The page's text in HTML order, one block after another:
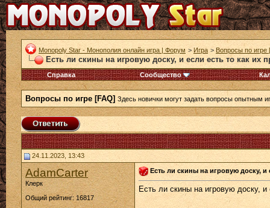
Monopoly Star - Монополия онлайн игра | Форум > Игра > Вопросы по игре
Есть ли скины на игровую доску, и если есть то как их
Справка Сообщество
Вопросы по игре [FAQ] Здесь новички могут задать вопросы опытным
24.11.2023, 13:43
AdamCarter
Клерк
Общий рейтинг: 16817
Есть ли скины на игровую доску, и
Есть ли скины на игровую доску,